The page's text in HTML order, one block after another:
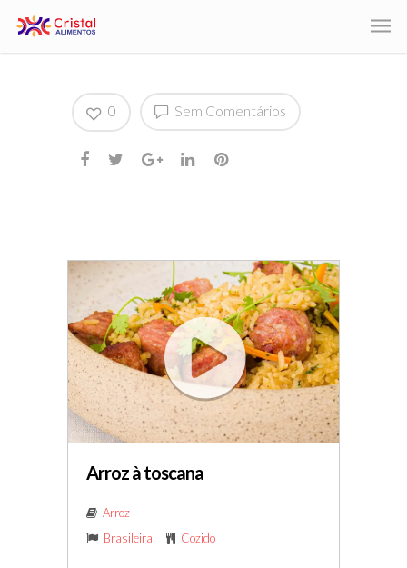
Sem Comentários
0
Arroz à toscana
Arroz
Brasileira
Cozido